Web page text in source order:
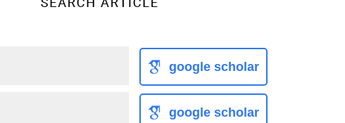
google scholar
google scholar